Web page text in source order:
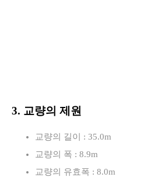
3. 교량의 제원
교량의 길이 : 35.0m
교량의 폭 : 8.9m
교량의 유효폭 : 8.0m